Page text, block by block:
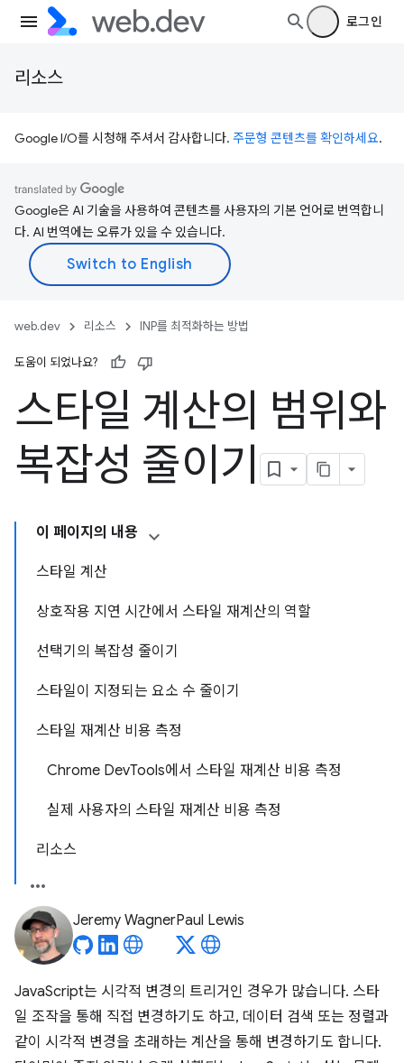
로그인
리소스
Google I/O를 시청해 주셔서 감사합니다. 주문형 콘텐츠를 확인하세요.
Google은 AI 기술을 사용하여 콘텐츠를 사용자의 기본 언어로 번역합니
다. AI 번역에는 오류가 있을 수 있습니다.
web.dev 리소스 INP를 최적화하는 방법
도움이 되었나요?
스타일 계산의 범위와
복잡성 줄이기
이 페이지의 내용
스타일 계산
상호작용 지연 시간에서 스타일 재계산의 역할
선택기의 복잡성 줄이기
스타일이 지정되는 요소 수 줄이기
스타일 재계산 비용 측정
Chrome DevTools에서 스타일 재계산 비용 측정
실제 사용자의 스타일 재계산 비용 측정
리소스
Jeremy WagnerPaul Lewis
JavaScript는 시각적 변경의 트리거인 경우가 많습니다. 스타
일 조작을 통해 직접 변경하기도 하고, 데이터 검색 또는 정렬과
같이 시각적 변경을 초래하는 계산을 통해 변경하기도 합니다.